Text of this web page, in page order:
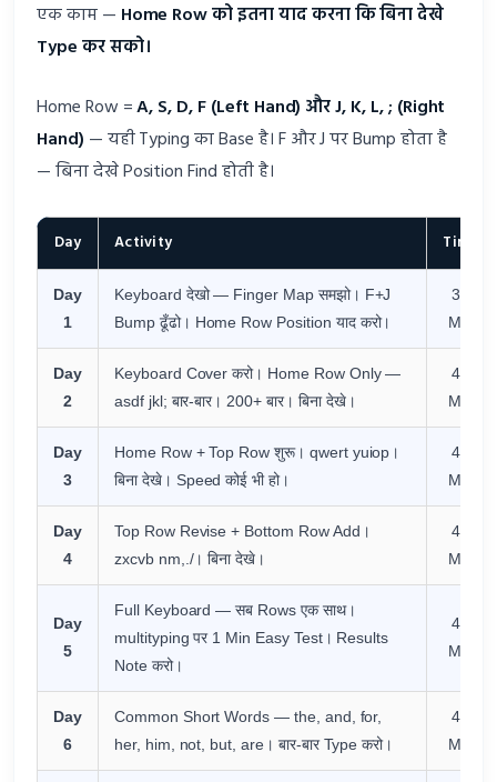
एक काम — Home Row को इतना याद करना कि बिना देखे
Type कर सको।
Home Row =A, S, D, F (Left Hand) और J, K, L, ; (Right
Hand) — यही Typing का Base है। F और J पर Bump होता है
— बिना देखे Position Find होती है।
Day Activity Time
Day
1
Keyboard देखो — Finger Map समझो। F+J
Bump ढूँढो। Home Row Position याद करो।
30
Min
Day
2
Keyboard Cover करो। Home Row Only —
asdf jkl; बार-बार। 200+ बार। बिना देखे।
45
Min
Day
3
Home Row + Top Row शुरू। qwert yuiop।
बिना देखे। Speed कोई भी हो।
45
Min
Day
4
Top Row Revise + Bottom Row Add।
zxcvb nm,./। बिना देखे।
45
Min
Day
5
Full Keyboard — सब Rows एक साथ।
multityping पर 1 Min Easy Test। Results
Note करो।
45
Min
Day
6
Common Short Words — the, and, for,
her, him, not, but, are। बार-बार Type करो।
45
Min